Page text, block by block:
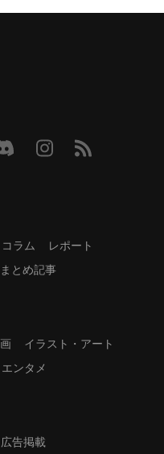
コラム
レポート
とめ記事
イラスト・アート
エンタメ
広告掲載